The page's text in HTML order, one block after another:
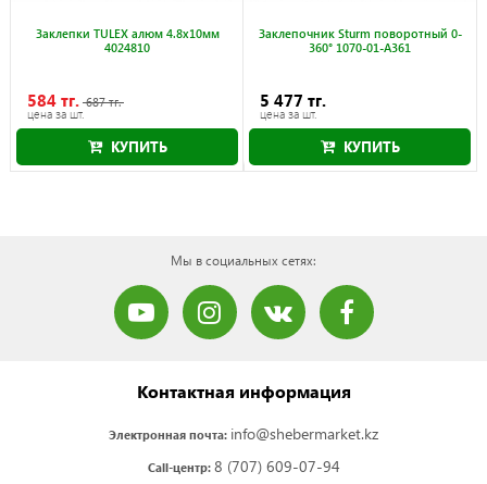
Заклепки TULEX алюм 4.8x10мм
4024810
584 тг. 687 тг.
цена за шт.
Акция действует до 30.09.2026
КУПИТЬ
Заклепочник Sturm поворотный 0-
360° 1070-01-A361
5 477 тг.
цена за шт.
КУПИТЬ
Мы в социальных сетях:
Контактная информация
Электронная почта: info@shebermarket.kz
Call-центр: 8 (707) 609-07-94